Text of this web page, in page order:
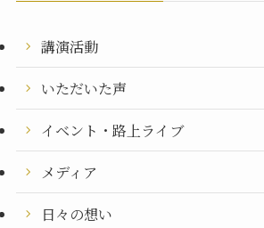
講演活動
いただいた声
イベント・路上ライブ
メディア
日々の想い